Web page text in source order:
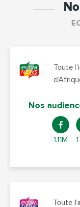
Toute
Nos
1.11M
Toute